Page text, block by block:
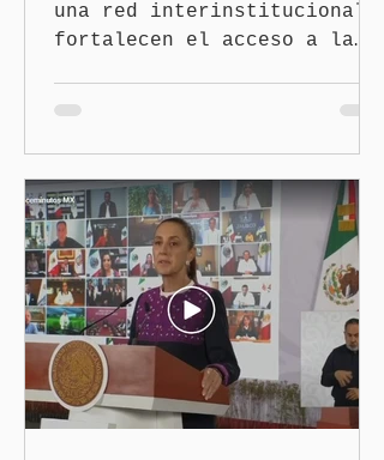
una red interinstitucional
fortalecen el acceso a la
feminicidio en Puebla
disminuyó en un 60 por
ciento, durante el primer
semestre de 2026, gracias
al modelo de los Centros
LIBRE (Libertad, Igualdad,
Bienestar, Redes,
Emancipación)–Casas Carmen
Serdán, que descentraliza
la justicia. En rueda de